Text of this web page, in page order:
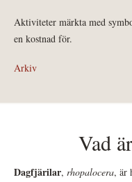
Aktiviteter märkta med
en kostnad för.
Arkiv
Vad
Dagfjärilar, rhopalocera, är